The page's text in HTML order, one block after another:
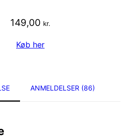
149,00 kr.
Køb her
ANMELDELSER (86)